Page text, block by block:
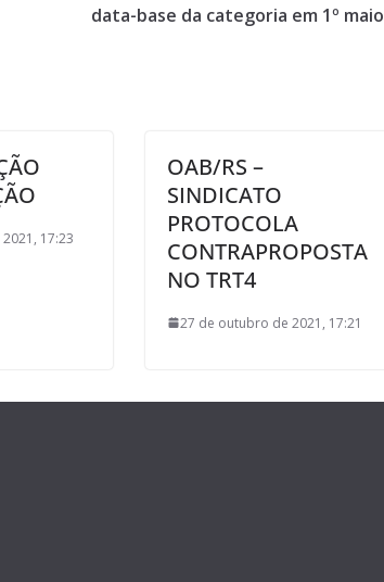
data-base da categoria em 1º maio
17:23
OAB/RS –
SINDICATO
PROTOCOLA
CONTRAPROPOSTA
NO TRT4
27 de outubro de 2021, 17:21